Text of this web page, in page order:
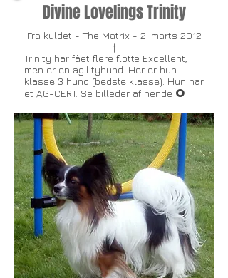
Divine Lovelings Trinity
Fra kuldet - The Matrix - 2. marts 2012
†
Trinity har fået flere flotte Excellent,
men er en agilityhund. Her er hun
klasse 3 hund (bedste klasse). Hun har
et AG-CERT. Se billeder af hende O